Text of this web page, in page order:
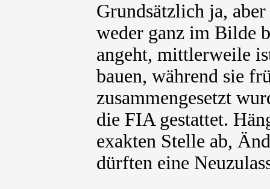
Grundsätzlich ja,
weder ganz im Bilde
angeht, mittlerweile
bauen, während sie
zusammengesetzt
die FIA gestattet.
exakten Stelle ab,
dürften eine